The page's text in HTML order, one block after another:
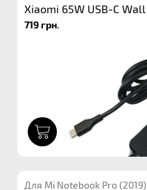
Xiaomi 65W USB-C Wall
719 грн.
Для Mi Notebook Pro (2019)